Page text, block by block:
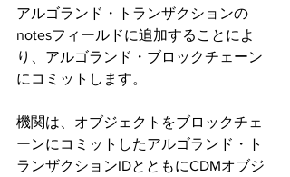
アルゴランド・トランザクションの
notesフィールドに追加することによ
り、アルゴランド・ブロックチェーン
にコミットします。
機関は、オブジェクトをブロックチェ
ーンにコミットしたアルゴランド・ト
ランザクションIDとともにCDMオブジ